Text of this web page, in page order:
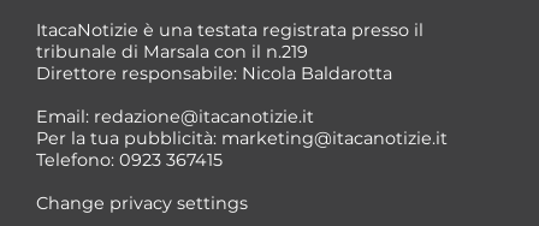
*
ItacaNotizie è una testata registrata presso il
tribunale di Marsala con il n.219
Direttore responsabile: Nicola Baldarotta
Email: redazione@itacanotizie.it
Per la tua pubblicità: marketing@itacanotizie.it
Telefono: 0923 367415
Change privacy settings